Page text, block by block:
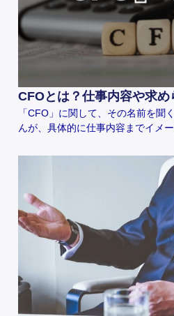
CFOとは？仕事内容や求
「CFO」に関して、その名前を聞
んが、具体的に仕事内容までイメ